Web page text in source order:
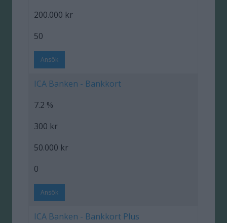
200.000 kr
50
Ansök
ICA Banken - Bankkort
7.2 %
300 kr
50.000 kr
0
Ansök
ICA Banken - Bankkort Plus